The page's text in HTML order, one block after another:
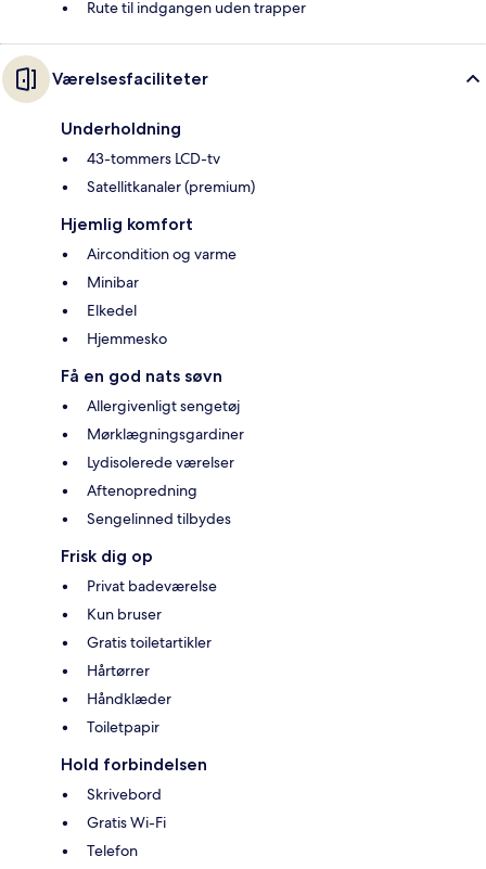
Rute til indgangen uden trapper
Værelsesfaciliteter
Underholdning
43-tommers LCD-tv
Satellitkanaler (premium)
Hjemlig komfort
Aircondition og varme
Minibar
Elkedel
Hjemmesko
Få en god nats søvn
Allergivenligt sengetøj
Mørklægningsgardiner
Lydisolerede værelser
Aftenopredning
Sengelinned tilbydes
Frisk dig op
Privat badeværelse
Kun bruser
Gratis toiletartikler
Hårtørrer
Håndklæder
Toiletpapir
Hold forbindelsen
Skrivebord
Gratis Wi-Fi
Telefon